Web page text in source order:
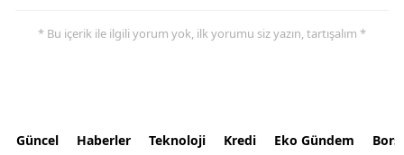
* Bu içerik ile ilgili yorum yok, ilk yorumu siz yazın, tartışalım *
Güncel Haberler Teknoloji Kredi Eko Gündem